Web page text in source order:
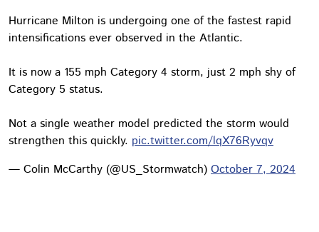
Hurricane Milton is undergoing one of the fastest rapid
intensifications ever observed in the Atlantic.
It is now a 155 mph Category 4 storm, just 2 mph shy of
Category 5 status.
Not a single weather model predicted the storm would
strengthen this quickly. pic.twitter.com/lqX76Ryvqv
— Colin McCarthy (@US_Stormwatch) October 7, 2024